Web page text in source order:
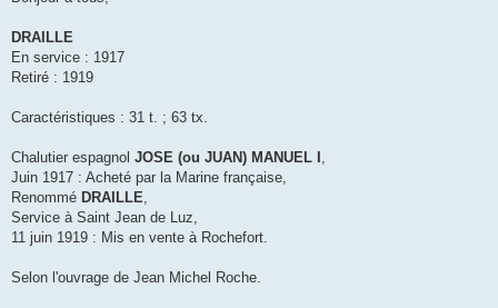
g
DRAILLE
En service : 1917
Retiré : 1919
Caractéristiques : 31 t. ; 63 tx.
Chalutier espagnol JOSE (ou JUAN) MANUEL I ,
Juin 1917 : Acheté par la Marine française,
Renommé DRAILLE,
Service à Saint Jean de Luz,
11 juin 1919 : Mis en vente à Rochefort.
Selon l'ouvrage de Jean Michel Roche.